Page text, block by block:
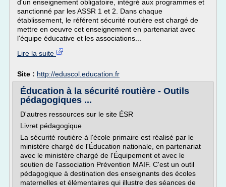
d'un enseignement obligatoire, intégré aux programmes et
sanctionné par les ASSR 1 et 2. Dans chaque
établissement, le référent sécurité routière est chargé de
mettre en oeuvre cet enseignement en partenariat avec
l'équipe éducative et les associations...
Lire la suite
Site : http://eduscol.education.fr
Éducation à la sécurité routière - Outils
pédagogiques ...
D'autres ressources sur le site ÉSR
Livret pédagogique
La sécurité routière à l'école primaire est réalisé par le
ministère chargé de l'Éducation nationale, en partenariat
avec le ministère chargé de l'Équipement et avec le
soutien de l'association Prévention MAIF. C'est un outil
pédagogique à destination des enseignants des écoles
maternelles et élémentaires qui illustre des séances de